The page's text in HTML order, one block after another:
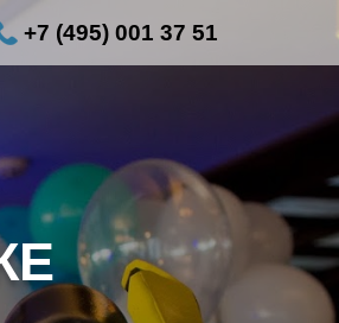
+7 (495) 001 37 51